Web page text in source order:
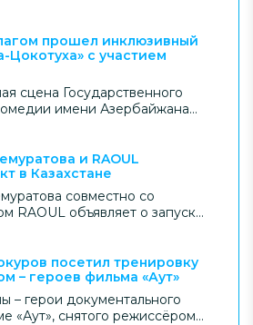
внутреннему миру
исполнительского
реализован при поддержке
прошел инклюзивный
Цокотуха» с участием
сцена Государственного
имени Азербайжана
и оказался в зоне
Здесь с аншлагом
спектакль-мюзикл «Муха-
детей и подростков с
спектра (РАС).
при спонсорской
Утемуратова и
месяцу
аутизме, а также 20-летию
и RAOUL
в Казахстане
совместно со
RAOUL объявляет о запуске
сопровождаемого
(Supported Employment) для
(РАС) в Казахстане.
посетил тренировку
– героев фильма «Аут»
– герои документального
«Аут», снятого режиссёром